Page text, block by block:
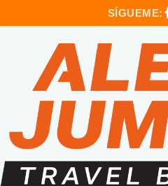
SÍGUEME: